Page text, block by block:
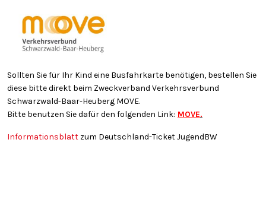
Sollten Sie für Ihr Kind eine Busfahrkarte benötigen, bestellen Sie
diese bitte direkt beim Zweckverband Verkehrsverbund
Schwarzwald-Baar-Heuberg MOVE.
Bitte benutzen Sie dafür den folgenden Link: MOVE.
Informationsblatt zum Deutschland-Ticket JugendBW